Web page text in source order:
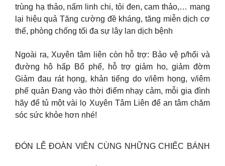
trùng hạ thảo, nấm linh chi, tỏi đen, cam thảo,… mang
lại hiệu quả Tăng cường đề kháng, tăng miễn dịch cơ
thể, phòng chống tối đa sự lây lan dịch bệnh
Ngoài ra, Xuyên tâm liên còn hỗ trợ: Bảo vệ p/hổi và
đường hô hấp Bổ phế, hỗ trợ giảm ho, giảm đờm
Giảm đau rát họng, khản tiếng do v/iêm họng, v/iêm
phế quản Đang vào thời điểm nhạy cảm, mỗi gia đình
hãy để tủ một vài lọ Xuyên Tâm Liên để an tâm chăm
sóc sức khỏe hơn nhé!
ĐÓN LỄ ĐOÀN VIÊN CÙNG NHỮNG CHIẾC BÁNH